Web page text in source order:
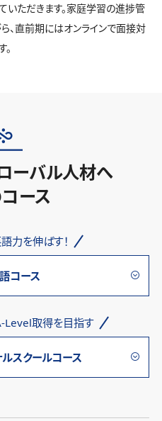
いただきます。家庭学習の進捗管
、直前期にはオンラインで面接対
ーバル人材へ
ース
力を伸ばす！
コース
Level取得を目指す
スクールコース